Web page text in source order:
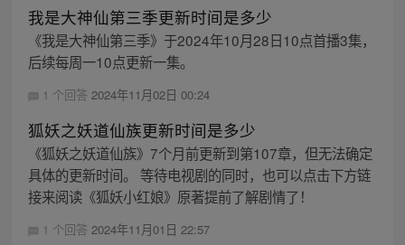
我是大神仙第三季更新时间是多少
《我是大神仙第三季》于2024年10月28日10点首播3集，
后续每周一10点更新一集。
1 个回答 2024年11月02日 00:24
狐妖之妖道仙族更新时间是多少
《狐妖之妖道仙族》7个月前更新到第107章，但无法确定
具体的更新时间。 等待电视剧的同时，也可以点击下方链
接来阅读《狐妖小红娘》原著提前了解剧情了！
1 个回答 2024年11月01日 22:57